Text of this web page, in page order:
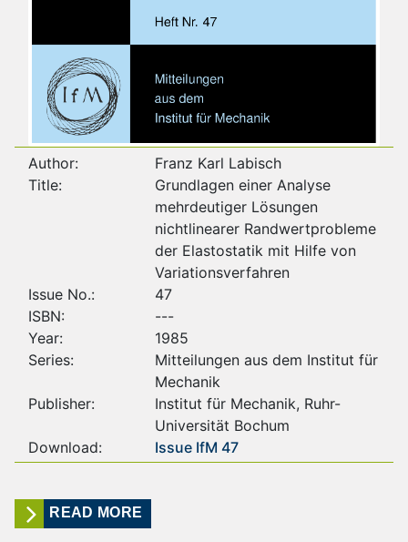
Author:
Franz Karl Labisch
Title:
Grundlagen einer Analyse
mehrdeutiger Lösungen
nichtlinearer Randwertprobleme
der Elastostatik mit Hilfe von
Variationsverfahren
Issue No.:
47
ISBN:
---
Year:
1985
Series:
Mitteilungen aus dem Institut für
Mechanik
Publisher:
Institut für Mechanik, Ruhr-
Universität Bochum
Download:
Issue IfM 47
READ MORE